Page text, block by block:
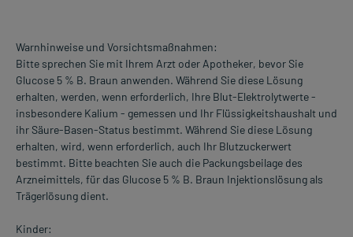
Warnhinweise und Vorsichtsmaßnahmen:
Bitte sprechen Sie mit Ihrem Arzt oder Apotheker, bevor Sie
Glucose 5 % B. Braun anwenden. Während Sie diese Lösung
erhalten, werden, wenn erforderlich, Ihre Blut-Elektrolytwerte -
insbesondere Kalium - gemessen und Ihr Flüssigkeitshaushalt und
ihr Säure-Basen-Status bestimmt. Während Sie diese Lösung
erhalten, wird, wenn erforderlich, auch Ihr Blutzuckerwert
bestimmt. Bitte beachten Sie auch die Packungsbeilage des
Arzneimittels, für das Glucose 5 % B. Braun Injektionslösung als
Trägerlösung dient.
Kinder: